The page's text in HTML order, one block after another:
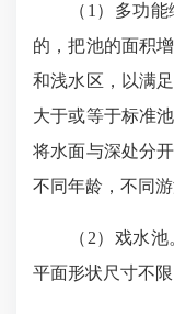
（1）多功能综
的，把池的面积
和浅水区，以满
大于或等于标准
将水面与深处分
不同年龄，不同
（2）戏水池。
平面形状尺寸不